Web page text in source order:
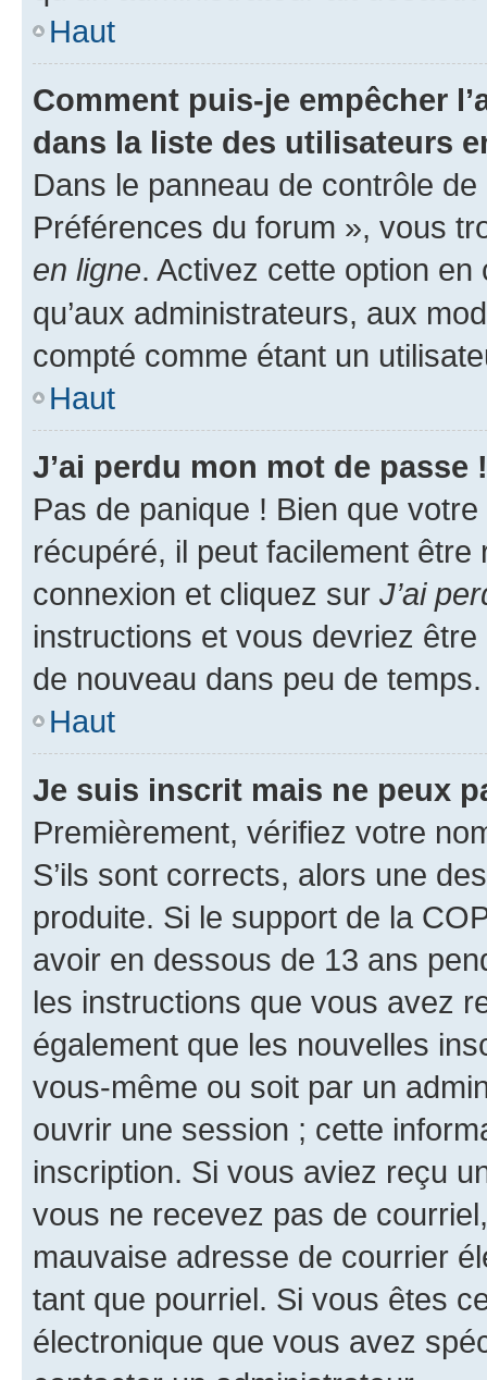
Haut
Comment puis-je empêcher
dans la liste des utilisateurs
Dans le panneau de contrôle
Préférences du forum », vous
en ligne. Activez cette option
qu’aux administrateurs, aux
compté comme étant un
Haut
J’ai perdu mon mot de passe !
Pas de panique ! Bien que
récupéré, il peut facilement
connexion et cliquez sur J’ai
instructions et vous devriez
de nouveau dans peu de temps.
Haut
Je suis inscrit mais ne peux
Premièrement, vérifiez votre
S’ils sont corrects, alors une
produite. Si le support de la
avoir en dessous de 13 ans
les instructions que vous avez
également que les nouvelles
vous-même ou soit par un
ouvrir une session ; cette
inscription. Si vous aviez reçu
vous ne recevez pas de
mauvaise adresse de courrier
tant que pourriel. Si vous êtes
électronique que vous avez